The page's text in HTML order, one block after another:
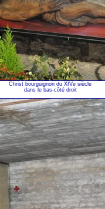
Christ bourguignon du XIVe siècle
dans le bas-côté droit